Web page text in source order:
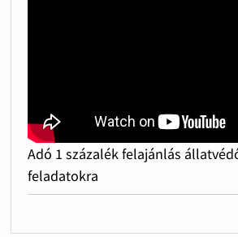
Adó 1 százalék felajánlás
feladatokra